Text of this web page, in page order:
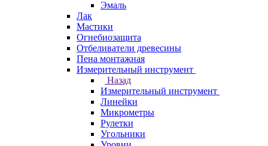
Эмаль
Лак
Мастики
Огнебиозащита
Отбеливатели древесины
Пена монтажная
Измерительный инструмент
Назад
Измерительный инструмент
Линейки
Микрометры
Рулетки
Угольники